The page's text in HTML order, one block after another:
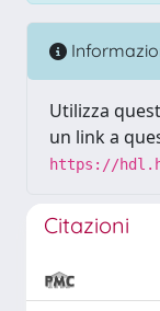
Utilizza
un link a
https://
Citazioni